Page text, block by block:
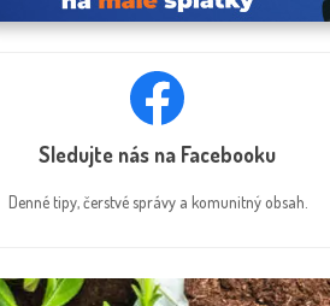
Sledujte nás na Facebooku
Denné tipy, čerstvé správy a komunitný obsah.